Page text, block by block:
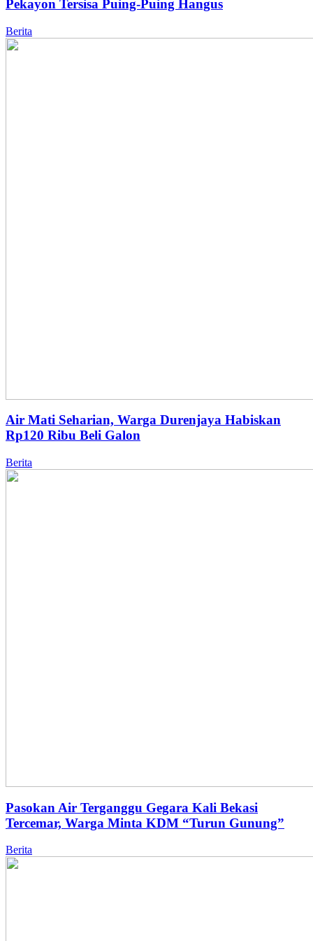
Pekayon Tersisa Puing-Puing Hangus
Berita
Air Mati Seharian, Warga Durenjaya Habiskan
Rp120 Ribu Beli Galon
Berita
Pasokan Air Terganggu Gegara Kali Bekasi
Tercemar, Warga Minta KDM “Turun Gunung”
Berita